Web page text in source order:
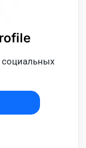
социальных